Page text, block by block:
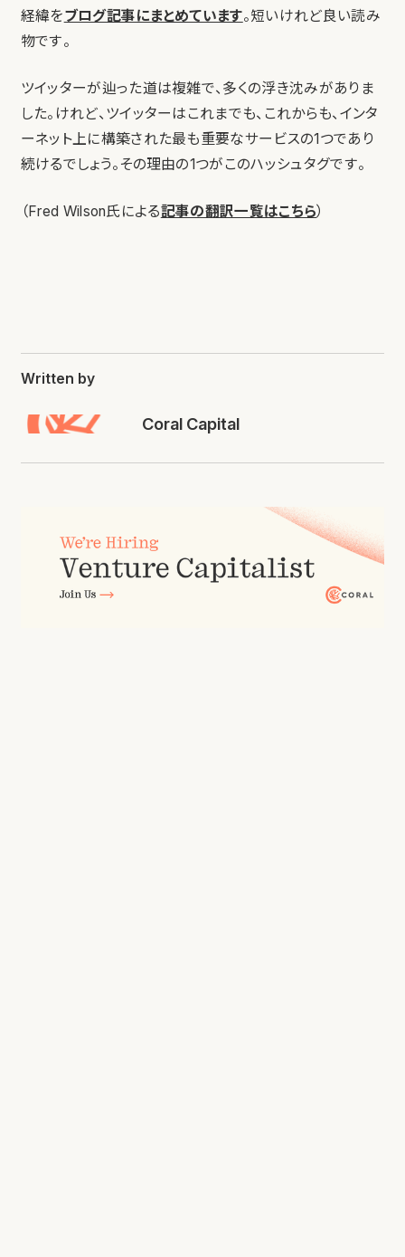
経緯をブログ記事にまとめています。短いけれど良い読み
物です。
ツイッターが辿った道は複雑で、多くの浮き沈みがありま
した。けれど、ツイッターはこれまでも、これからも、インタ
ーネット上に構築された最も重要なサービスの1つであり
続けるでしょう。その理由の1つがこのハッシュタグです。
（Fred Wilson氏による記事の翻訳一覧はこちら）
Written by
Coral Capital